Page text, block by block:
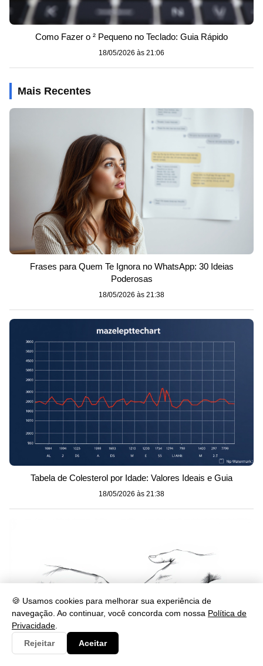
🍪 Usamos cookies para melhorar sua experiência de
navegação. Ao continuar, você concorda com nossa Política de
Privacidade
Rejeitar
Aceitar
Como Fazer o ² Pequeno no Teclado: Guia Rápido
18/05/2026 às 21:06
Mais Recentes
Frases para Quem Te Ignora no WhatsApp: 30 Ideias
Poderosas
18/05/2026 às 21:38
Tabela de Colesterol por Idade: Valores Ideais e Guia
18/05/2026 às 21:38